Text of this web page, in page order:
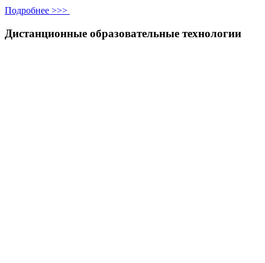
Подробнее >>>
Дистанционные образовательные технологии